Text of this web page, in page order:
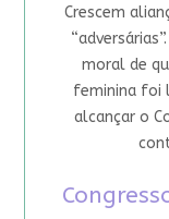
Crescem
moral de
feminina foi
alcançar o